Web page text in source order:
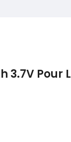
3.7V Pour